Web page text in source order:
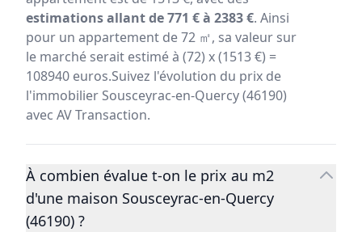
estimations allant de 771 € à 2383 €. Ainsi
pour un appartement de 72 ㎡, sa valeur sur
le marché serait estimé à (72) x (1513 €) =
108940 euros.Suivez l'évolution du prix de
l'immobilier Sousceyrac-en-Quercy (46190)
avec AV Transaction.
À combien évalue t-on le prix au m2
d'une maison Sousceyrac-en-Quercy
(46190) ?